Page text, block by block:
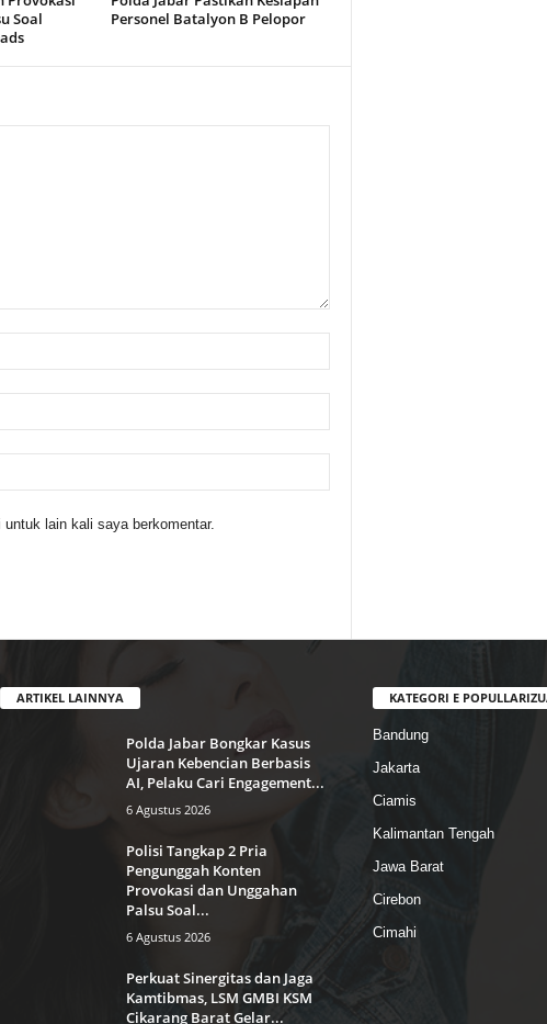
Soal
Personel Batalyon B Pelopor
lain kali saya berkomentar.
ARTIKEL LAINNYA
Polda Jabar Bongkar Kasus
Ujaran Kebencian Berbasis
AI, Pelaku Cari Engagement...
6 Agustus 2026
Polisi Tangkap 2 Pria
Pengunggah Konten
Provokasi dan Unggahan
Palsu Soal...
6 Agustus 2026
Perkuat Sinergitas dan Jaga
Kamtibmas, LSM GMBI KSM
Cikarang Barat Gelar...
KATEGORI E
Bandung
Jakarta
Ciamis
Kalimantan Tengah
Jawa Barat
Cirebon
Cimahi